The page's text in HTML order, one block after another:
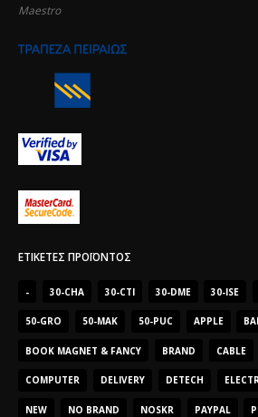
Maestro
ΕΤΙΚΈΤΕΣ ΠΡΟΪΌΝΤΟΣ
- 30-CHA 30-CTI 30-DME 30-ISE
50-GRO 50-MAK 50-PUC APPLE
BOOK MAGNET & FANCY BRAND CABLE
COMPUTER DELIVERY DETECH
NEW NO BRAND NOSKR PAYPAL